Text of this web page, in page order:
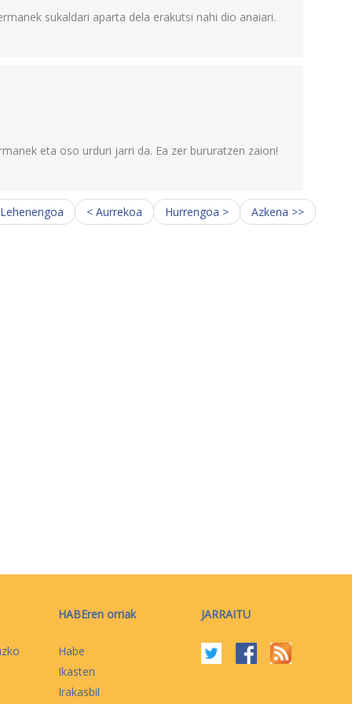
sukaldari aparta dela erakutsi nahi dio anaiari.
eta oso urduri jarri da. Ea zer bururatzen zaion!
< Aurrekoa Hurrengoa > Azkena >>
HABEren orriak
Habe
Ikasten
Irakasbil
JARRAITU